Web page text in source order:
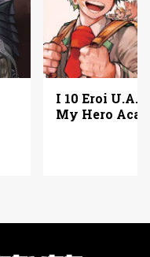
I 10 Eroi U.A.
My Hero